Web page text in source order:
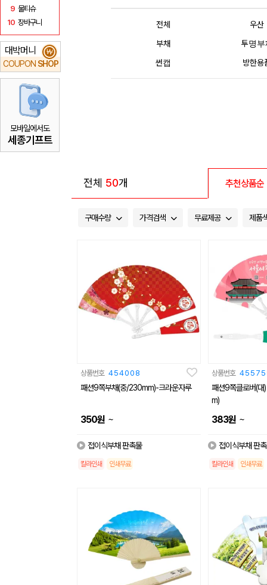
9 물티슈
10 장바구니
대박머니
COUPON SHOP
₩
모바일에서도
세종기프트
전체
우산
부채
투명부
썬캡
방한용
전체 50개 추천상품순
구매수량 가격검색 무료제공 제품
상품번호 454008
패션9쪽부채(중/230mm)-크라운자루
350원 ~
접이식부채 판촉물
칼라인쇄 인쇄무료
상품번호
패션9쪽클로버(
m)
383원 ~
접이식부채 판
칼라인쇄 인쇄무료